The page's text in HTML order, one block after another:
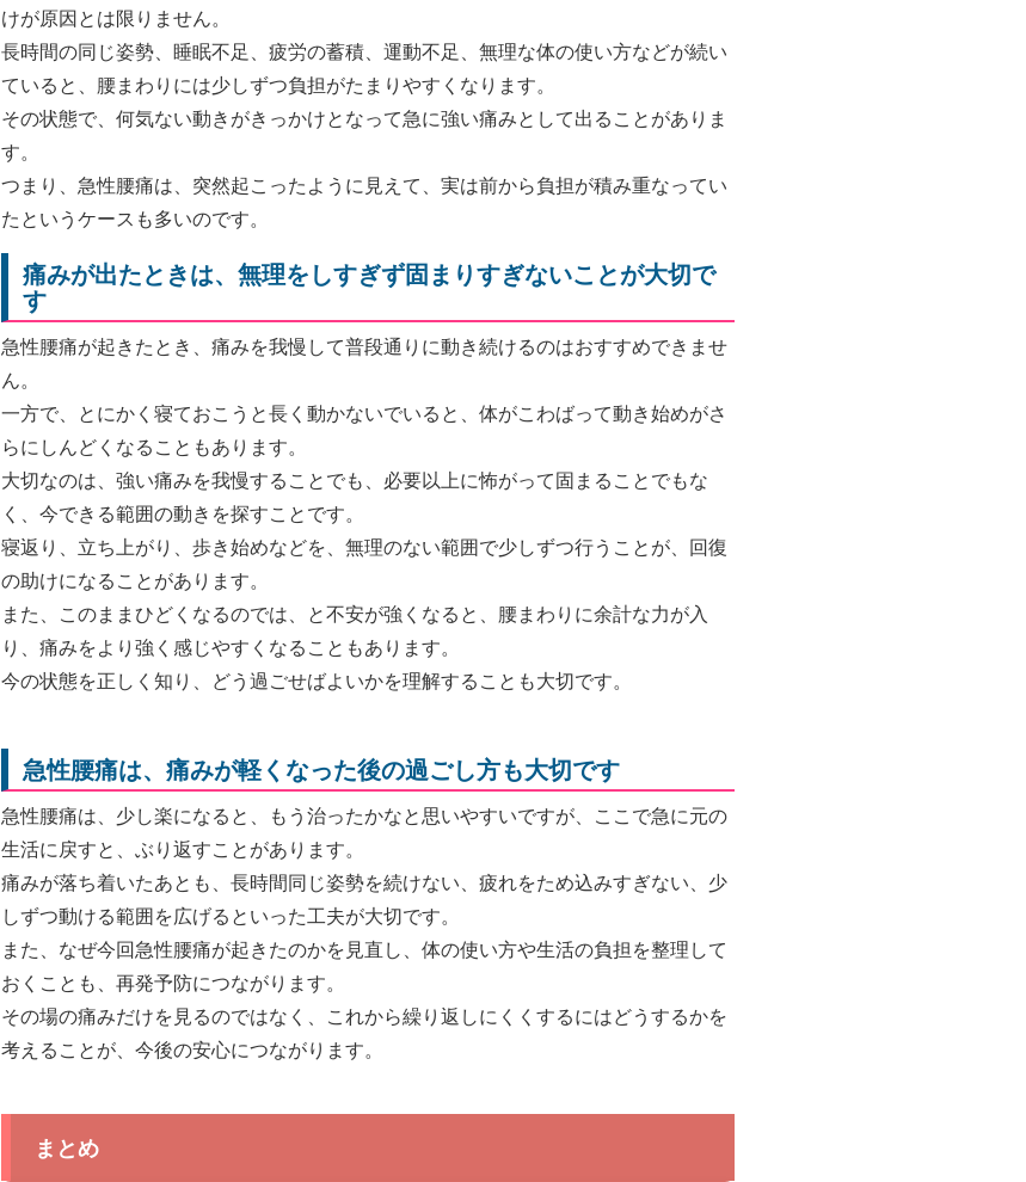
けが原因とは限りません。
長時間の同じ姿勢、睡眠不足、疲労の蓄積、運動不足、無理な体の使い方などが続い
ていると、腰まわりには少しずつ負担がたまりやすくなります。
その状態で、何気ない動きがきっかけとなって急に強い痛みとして出ることがありま
す。
つまり、急性腰痛は、突然起こったように見えて、実は前から負担が積み重なってい
たというケースも多いのです。
痛みが出たときは、無理をしすぎず固まりすぎないことが大切で
す
急性腰痛が起きたとき、痛みを我慢して普段通りに動き続けるのはおすすめできませ
ん。
一方で、とにかく寝ておこうと長く動かないでいると、体がこわばって動き始めがさ
らにしんどくなることもあります。
大切なのは、強い痛みを我慢することでも、必要以上に怖がって固まることでもな
く、今できる範囲の動きを探すことです。
寝返り、立ち上がり、歩き始めなどを、無理のない範囲で少しずつ行うことが、回復
の助けになることがあります。
また、このままひどくなるのでは、と不安が強くなると、腰まわりに余計な力が入
り、痛みをより強く感じやすくなることもあります。
今の状態を正しく知り、どう過ごせばよいかを理解することも大切です。
急性腰痛は、痛みが軽くなった後の過ごし方も大切です
急性腰痛は、少し楽になると、もう治ったかなと思いやすいですが、ここで急に元の
生活に戻すと、ぶり返すことがあります。
痛みが落ち着いたあとも、長時間同じ姿勢を続けない、疲れをため込みすぎない、少
しずつ動ける範囲を広げるといった工夫が大切です。
また、なぜ今回急性腰痛が起きたのかを見直し、体の使い方や生活の負担を整理して
おくことも、再発予防につながります。
その場の痛みだけを見るのではなく、これから繰り返しにくくするにはどうするかを
考えることが、今後の安心につながります。
まとめ